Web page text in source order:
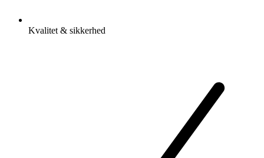
Kvalitet & sikkerhed